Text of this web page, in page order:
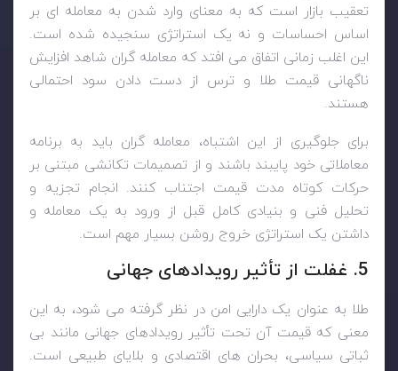
تعقیب بازار است که به معنای وارد شدن به معامله ای بر
اساس احساسات و نه یک استراتژی سنجیده شده است.
این اغلب زمانی اتفاق می افتد که معامله گران شاهد افزایش
ناگهانی قیمت طلا و ترس از دست دادن سود احتمالی
هستند.
برای جلوگیری از این اشتباه، معامله گران باید به برنامه
معاملاتی خود پایبند باشند و از تصمیمات تکانشی مبتنی بر
حرکات کوتاه مدت قیمت اجتناب کنند. انجام تجزیه و
تحلیل فنی و بنیادی کامل قبل از ورود به یک معامله و
داشتن یک استراتژی خروج روشن بسیار مهم است.
5. غفلت از تأثیر رویدادهای جهانی
طلا به عنوان یک دارایی امن در نظر گرفته می شود، به این
معنی که قیمت آن تحت تأثیر رویدادهای جهانی مانند بی
ثباتی سیاسی، بحران های اقتصادی و بلایای طبیعی است.